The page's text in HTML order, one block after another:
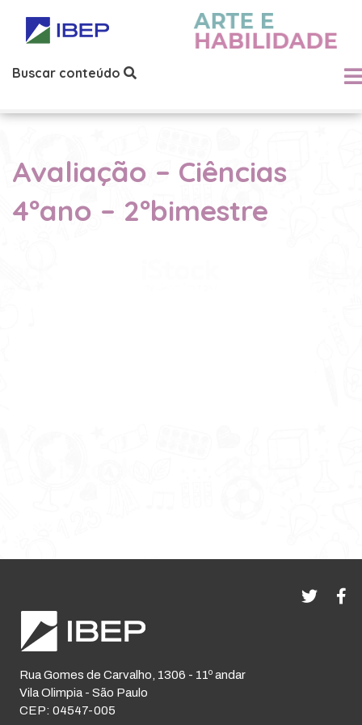
Buscar conteúdo
Avaliação – Ciências
4ºano – 2ºbimestre
Rua Gomes de Carvalho, 1306 - 11º andar
Vila Olimpia - São Paulo
CEP: 04547-005